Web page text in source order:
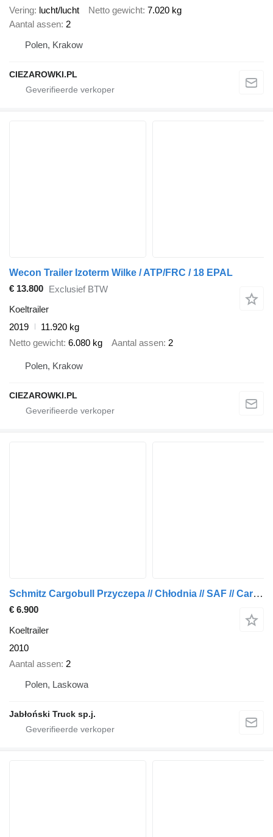
Vering lucht/lucht Netto gewicht 7.020 kg
Aantal assen 2
Polen, Krakow
CIEZAROWKI.PL
Wecon Trailer Izoterm Wilke / ATP/FRC / 18 EPAL
€ 13.800 Exclusief BTW
Koeltrailer
2019
11.920 kg
Netto gewicht 6.080 kg Aantal assen 2
Polen, Krakow
CIEZAROWKI.PL
Schmitz Cargobull Przyczepa // Chłodnia // SAF // Carrier maxima 1000 // 2010 rok
€ 6.900
Koeltrailer
2010
Aantal assen 2
Polen, Laskowa
Jabłoński Truck sp.j.